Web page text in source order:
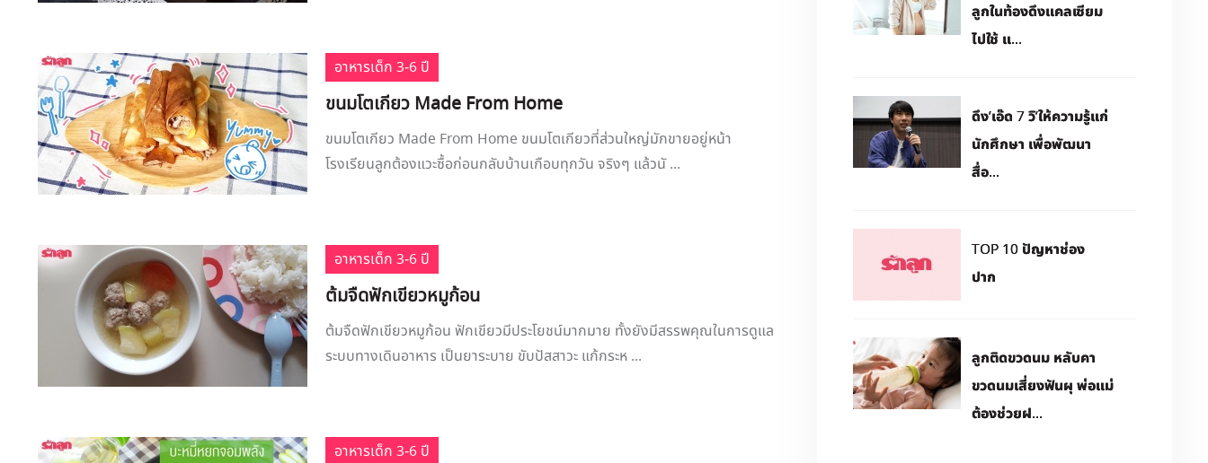
อาหารเด็ก 3-6 ปี
ขนมโตเกียว Made From Home
ขนมโตเกียว Made From Home ขนมโตเกียวที่ส่วนใหญ่มักขายอยู่หน้า
โรงเรียนลูกต้องแวะซื้อก่อนกลับบ้านเกือบทุกวัน จริงๆ แล้วนั ...
อาหารเด็ก 3-6 ปี
ต้มจืดฟักเขียวหมูก้อน
ต้มจืดฟักเขียวหมูก้อน ฟักเขียวมีประโยชน์มากมาย ทั้งยังมีสรรพคุณในการดูแล
ระบบทางเดินอาหาร เป็นยาระบาย ขับปัสสาวะ แก้กระห ...
อาหารเด็ก 3-6 ปี
ลูกในท้องดึงแคลเซียม
ไปใช้ แ...
ดึง’เอ๊ด 7 วิ’ให้ความรู้แก่
นักศึกษา เพื่อพัฒนา
สื่อ...
TOP 10 ปัญหาช่อง
ปาก
ลูกติดขวดนม หลับคา
ขวดนมเสี่ยงฟันผุ พ่อแม่
ต้องช่วยฝ...